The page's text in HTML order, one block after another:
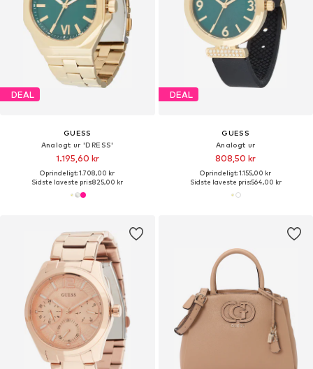
DEAL
GUESS
Analogt ur 'DRESS'
1.195,60 kr
Oprindeligt: 1.708,00 kr
Sidste laveste pris:825,00 kr
DEAL
GUESS
Analogt ur
808,50 kr
Oprindeligt: 1.155,00 kr
Sidste laveste pris:564,00 kr